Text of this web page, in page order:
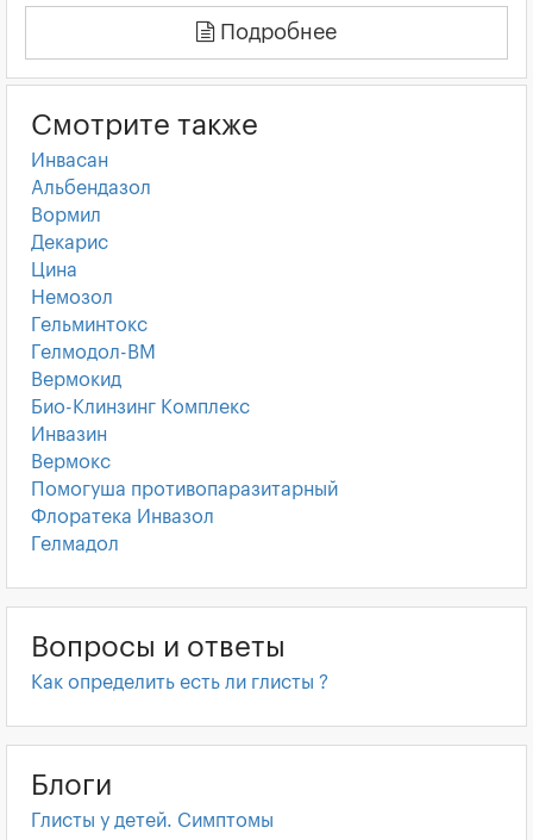
Подробнее
Смотрите также
Инвасан
Альбендазол
Вормил
Декарис
Цина
Немозол
Гельминтокс
Гелмодол-ВМ
Вермокид
Био-Клинзинг Комплекс
Инвазин
Вермокс
Помогуша противопаразитарный
Флоратека Инвазол
Гелмадол
Вопросы и ответы
Как определить есть ли глисты ?
Блоги
Глисты у детей. Симптомы